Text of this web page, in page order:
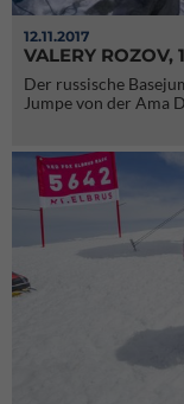
12.11.2017
VALERY ROZOV,
Der russische
Jumpe von der Ama